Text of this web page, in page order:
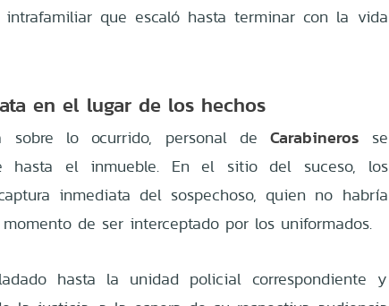
que escaló hasta terminar con la vida
en el lugar de los hechos
sobre lo ocurrido, personal deCarabineros se
hasta el inmueble. En el sitio del suceso, los
inmediata del sospechoso, quien no habría
de ser interceptado por los uniformados.
hasta la unidad policial correspondiente y